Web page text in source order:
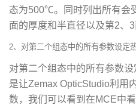
态为500℃。同时列出所有会
面的厚度和半直径以及第2、3
2、对第二个组态中的所有参数设定
对第二个组态中的所有参数
是让Zemax OpticStudio利用
数，我们可以看到在MCE中